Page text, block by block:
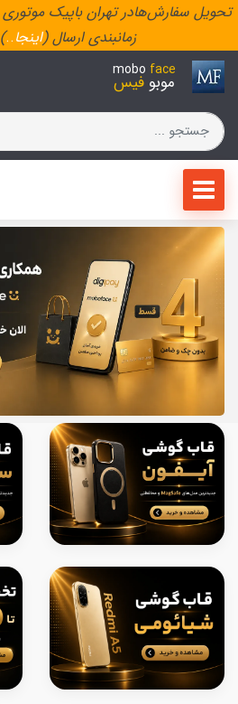
تحویل سفارش‌هادر تهران باپیک
زمانبندی ارسال (اینجا..
mobo face
موبو فیس